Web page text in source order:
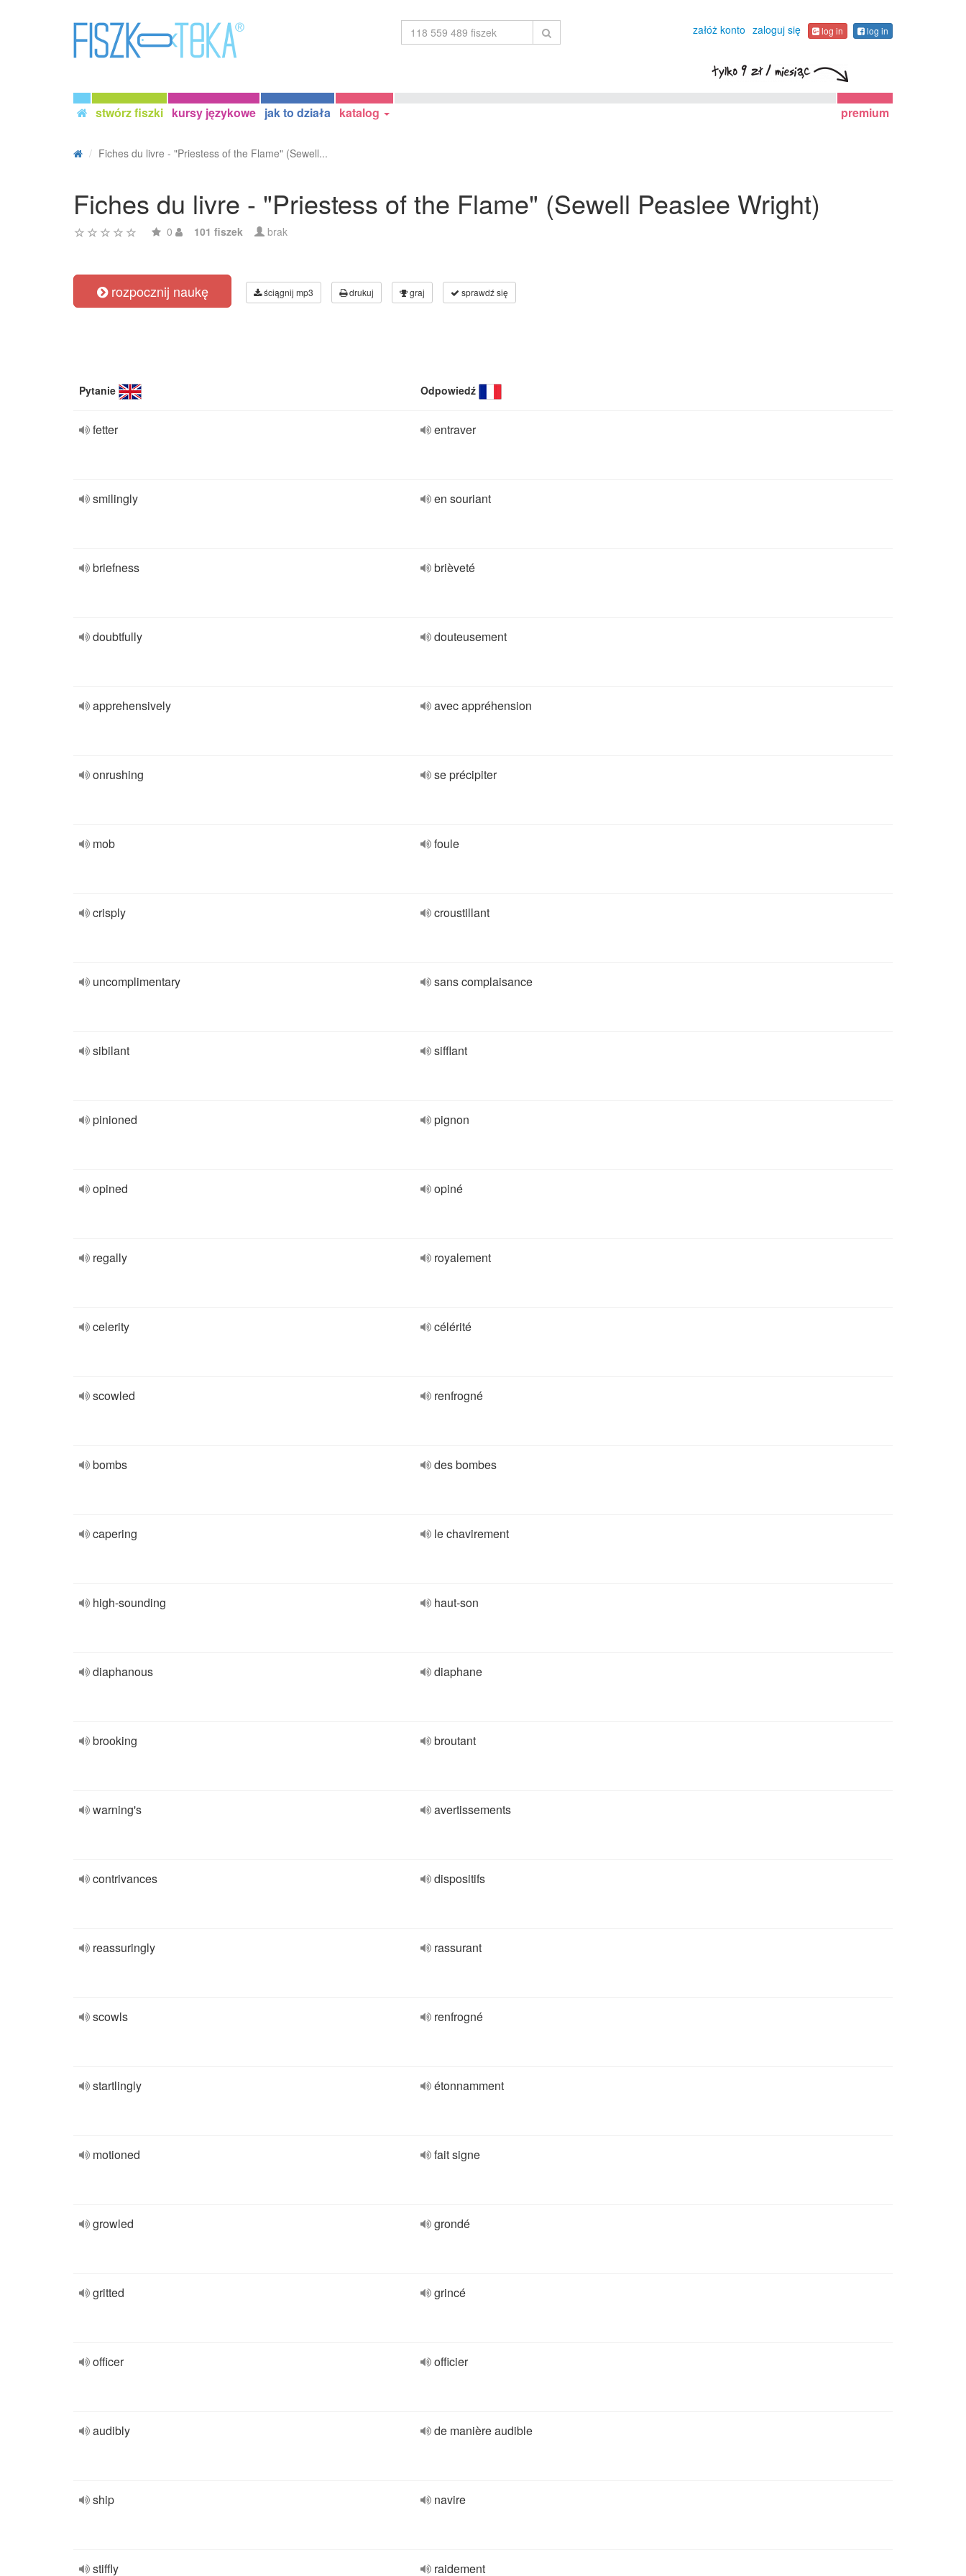
załóż konto zaloguj się log in log in
stwórz fiszki kursy językowe jak to działa katalog premium
Fiches du livre - "Priestess of the Flame" (Sewell...
Fiches du livre - "Priestess of the Flame" (Sewell Peaslee Wright)
0 101 fiszek brak
rozpocznij naukę ściągnij mp3 drukuj graj sprawdź się
Pytanie Odpowiedź
fetter entraver
smilingly en souriant
briefness brièveté
doubtfully douteusement
apprehensively avec appréhension
onrushing se précipiter
mob foule
crisply croustillant
uncomplimentary sans complaisance
sibilant sifflant
pinioned pignon
opined opiné
regally royalement
celerity célérité
scowled renfrogné
bombs des bombes
capering le chavirement
high-sounding haut-son
diaphanous diaphane
brooking broutant
warning's avertissements
contrivances dispositifs
reassuringly rassurant
scowls renfrogné
startlingly étonnamment
motioned fait signe
growled grondé
gritted grincé
officer officier
audibly de manière audible
ship navire
stiffly raidement